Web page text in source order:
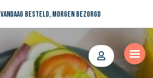
Vandaag besteld, morgen bezorgd